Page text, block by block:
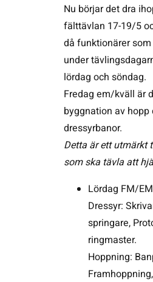
Nu börjar det dra
fälttävlan 17-19/5
då funktionärer
under
lördag och söndag.
Fredag em/kväll är
byggnation av hopp
dressyrbanor.
Detta är ett utmärkt
som ska tävla att
Lördag FM/EM
Dressyr:
springare,
ringmaster.
Hoppning: